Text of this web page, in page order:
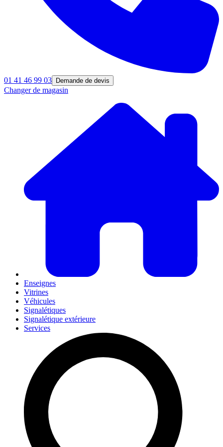
01 41 46 99 03 Demande de devis
Changer de magasin
Enseignes
Vitrines
Véhicules
Signalétiques
Signalétique extérieure
Services